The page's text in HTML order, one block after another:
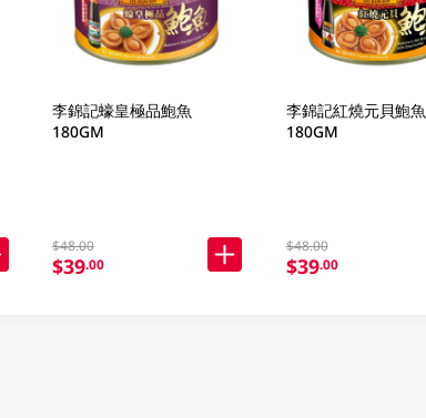
李錦記蠔皇極品鮑魚
180GM
$48.00
$39.00
李錦記紅燒元貝鮑魚
180GM
$48.00
$39.00